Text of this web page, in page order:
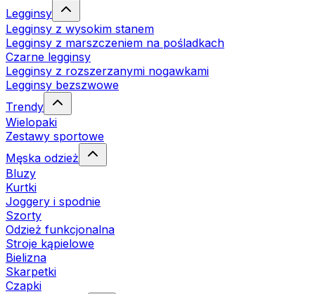
Legginsy
Legginsy z wysokim stanem
Legginsy z marszczeniem na pośladkach
Czarne legginsy
Legginsy z rozszerzanymi nogawkami
Legginsy bezszwowe
Trendy
Wielopaki
Zestawy sportowe
Męska odzież
Bluzy
Kurtki
Joggery i spodnie
Szorty
Odzież funkcjonalna
Stroje kąpielowe
Bielizna
Skarpetki
Czapki